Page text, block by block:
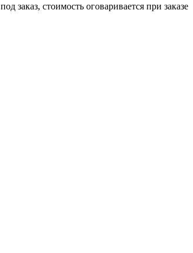
под заказ, стоимость оговаривается при заказе